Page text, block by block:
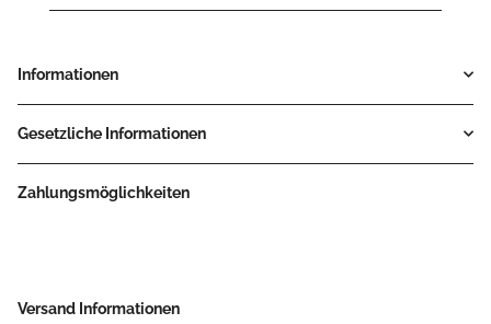
Informationen
Gesetzliche Informationen
Zahlungsmöglichkeiten
Versand Informationen